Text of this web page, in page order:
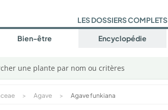
LES DOSSIERS COMPLETS
Bien-être Encyclopédie
une plante par nom ou critères
> Agave > Agave funkiana